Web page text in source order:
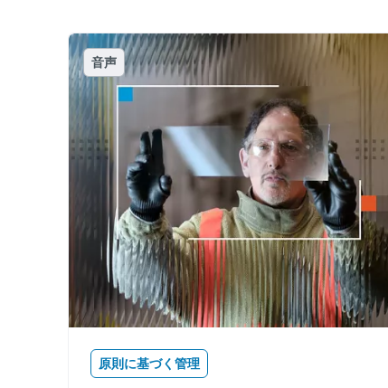
音声
原則に基づく管理